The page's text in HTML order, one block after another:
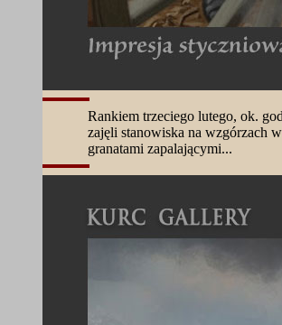
Rankiem trzeciego lutego, ok.
zajęli stanowiska na wzgórzach
granatami zapalającymi...